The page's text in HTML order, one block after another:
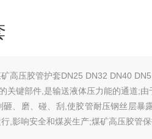
高压胶管护套DN25 DN32 DN40
关键部件,是输送液体压力能的通道;由
、磨、碰、刮,使胶管耐压钢丝层暴
,影响安全和煤炭生产;煤矿高压胶管